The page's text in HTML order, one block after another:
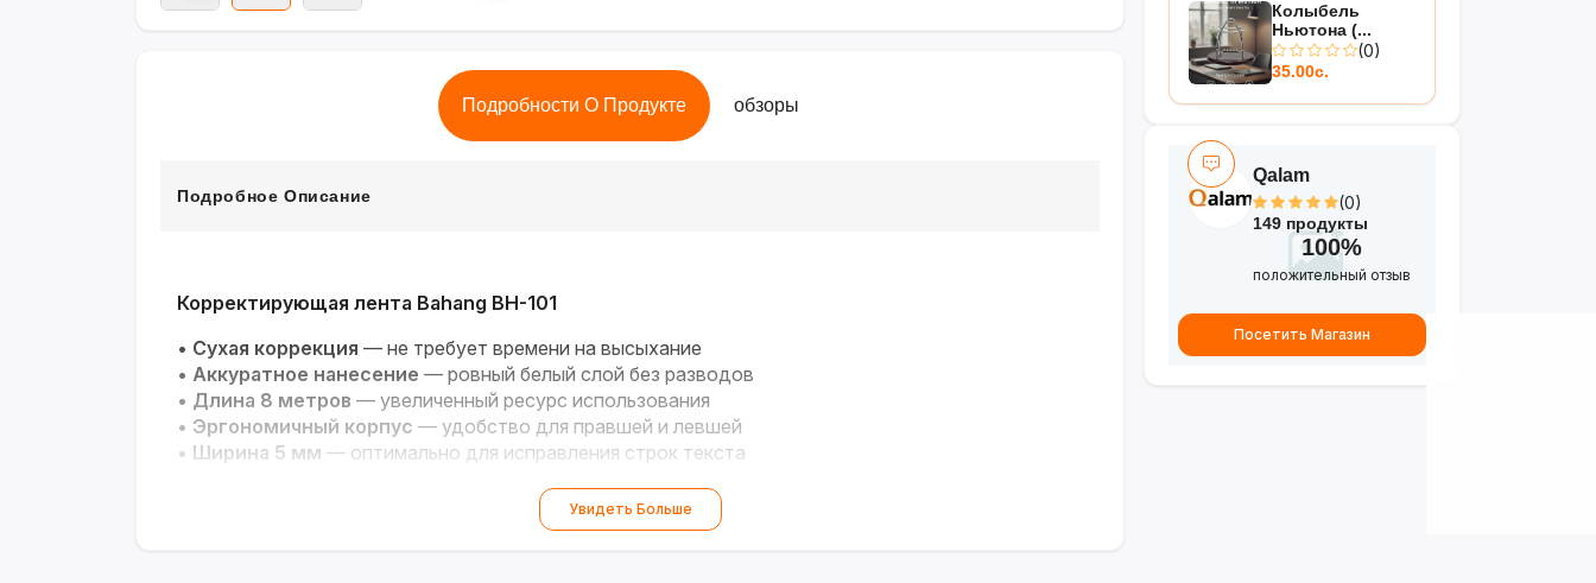
Подробности О Продукте обзоры
Подробное Описание
Корректирующая лента Bahang BH-101
• Сухая коррекция — не требует времени на высыхание
• Аккуратное нанесение — ровный белый слой без разводов
• Длина 8 метров — увеличенный ресурс использования
• Эргономичный корпус — удобство для правшей и левшей
• Ширина 5 мм — оптимально для исправления строк текста
Увидеть Больше
Колыбель
Ньютона (...
(0)
35.00с.
Qalam
(0)
149 продукты
100%
положительный отзыв
Посетить Магазин